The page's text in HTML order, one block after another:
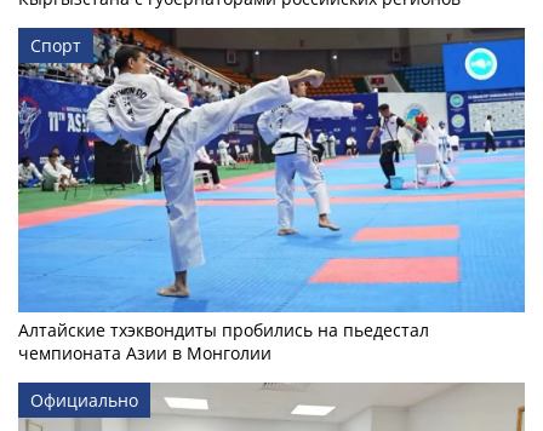
Спорт
Алтайские тхэквондиты пробились на пьедестал
чемпионата Азии в Монголии
Официально